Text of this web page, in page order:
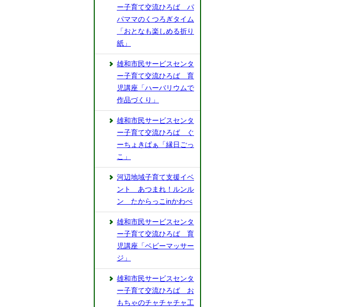
ー子育て交流ひろば パ
パママのくつろぎタイム
「おとなも楽しめる折り
紙」
雄和市民サービスセンタ
ー子育て交流ひろば 育
児講座「ハーバリウムで
作品づくり」
雄和市民サービスセンタ
ー子育て交流ひろば ぐ
ーちょきぱぁ「縁日ごっ
こ」
河辺地域子育て支援イベ
ント あつまれ！ルンル
ン たからっこinかわべ
雄和市民サービスセンタ
ー子育て交流ひろば 育
児講座「ベビーマッサー
ジ」
雄和市民サービスセンタ
ー子育て交流ひろば お
もちゃのチャチャチャ工